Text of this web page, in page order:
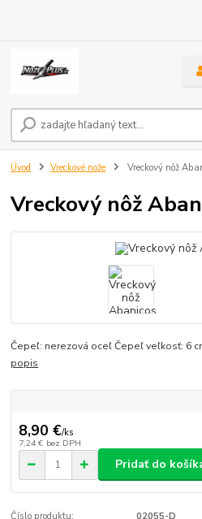
Úvod Vreckové nože Vreckový nôž
Vreckový nôž
Čepeľ: nerezová oceľ Čepeľ veľkosť: 6
popis
8,90 €/ks
7,24 € bez DPH
Pridať do
Číslo produktu: 02055-D